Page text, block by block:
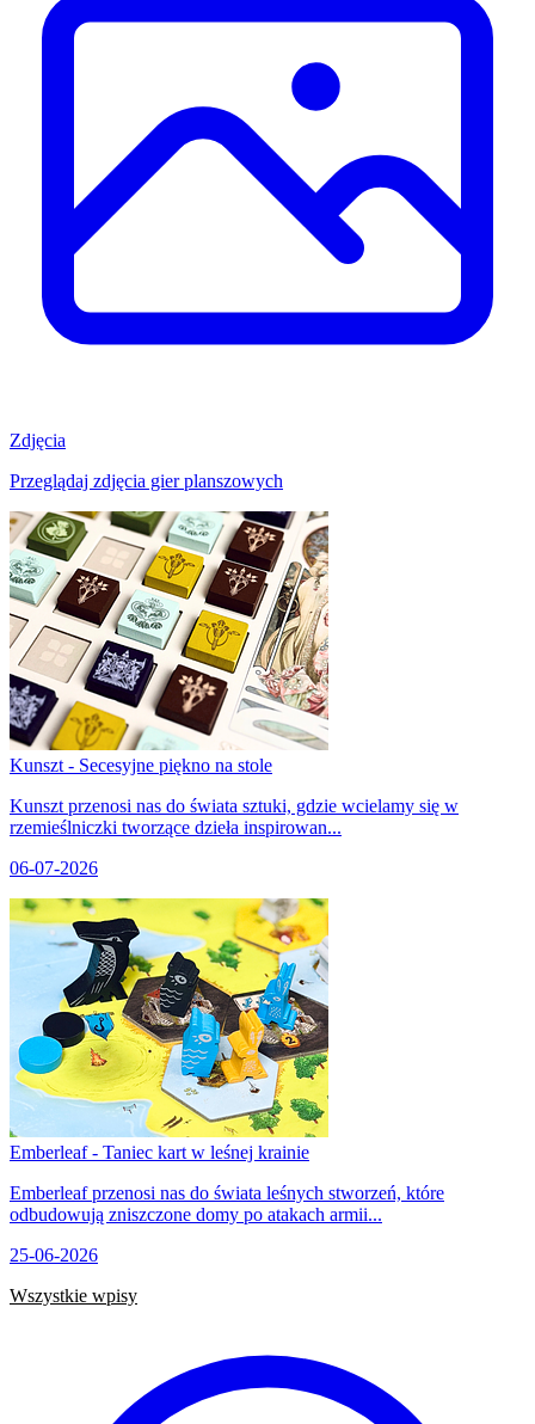
Zdjęcia
Przeglądaj zdjęcia gier planszowych
Kunszt - Secesyjne piękno na stole
Kunszt przenosi nas do świata sztuki, gdzie wcielamy się w
rzemieślniczki tworzące dzieła inspirowan...
06-07-2026
Emberleaf - Taniec kart w leśnej krainie
Emberleaf przenosi nas do świata leśnych stworzeń, które
odbudowują zniszczone domy po atakach armii...
25-06-2026
Wszystkie wpisy